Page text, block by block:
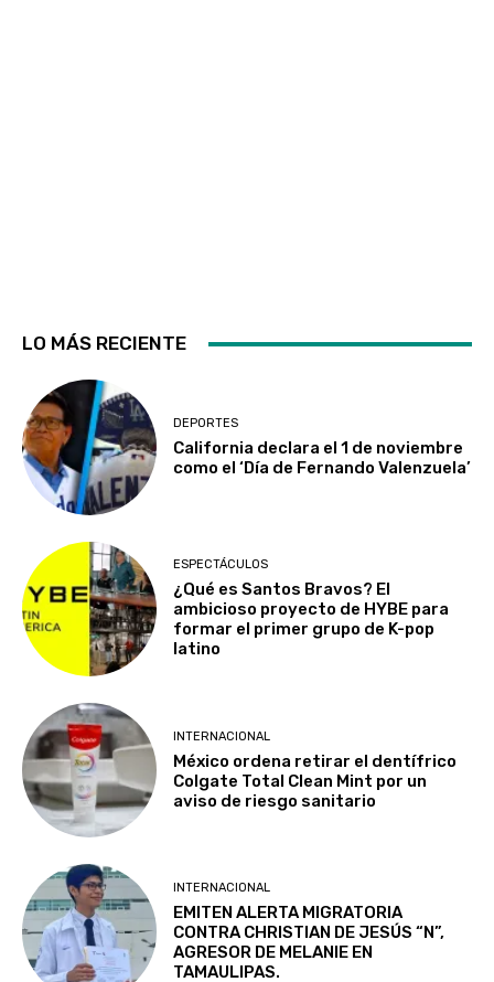
LO MÁS RECIENTE
DEPORTES
California declara el 1 de noviembre
como el ‘Día de Fernando Valenzuela’
ESPECTÁCULOS
¿Qué es Santos Bravos? El
ambicioso proyecto de HYBE para
formar el primer grupo de K-pop
latino
INTERNACIONAL
México ordena retirar el dentífrico
Colgate Total Clean Mint por un
aviso de riesgo sanitario
INTERNACIONAL
EMITEN ALERTA MIGRATORIA
CONTRA CHRISTIAN DE JESÚS “N”,
AGRESOR DE MELANIE EN
TAMAULIPAS.